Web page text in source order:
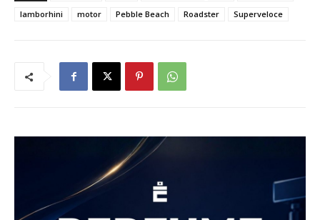
lamborhini
motor Pebble Beach Roadster Superveloce